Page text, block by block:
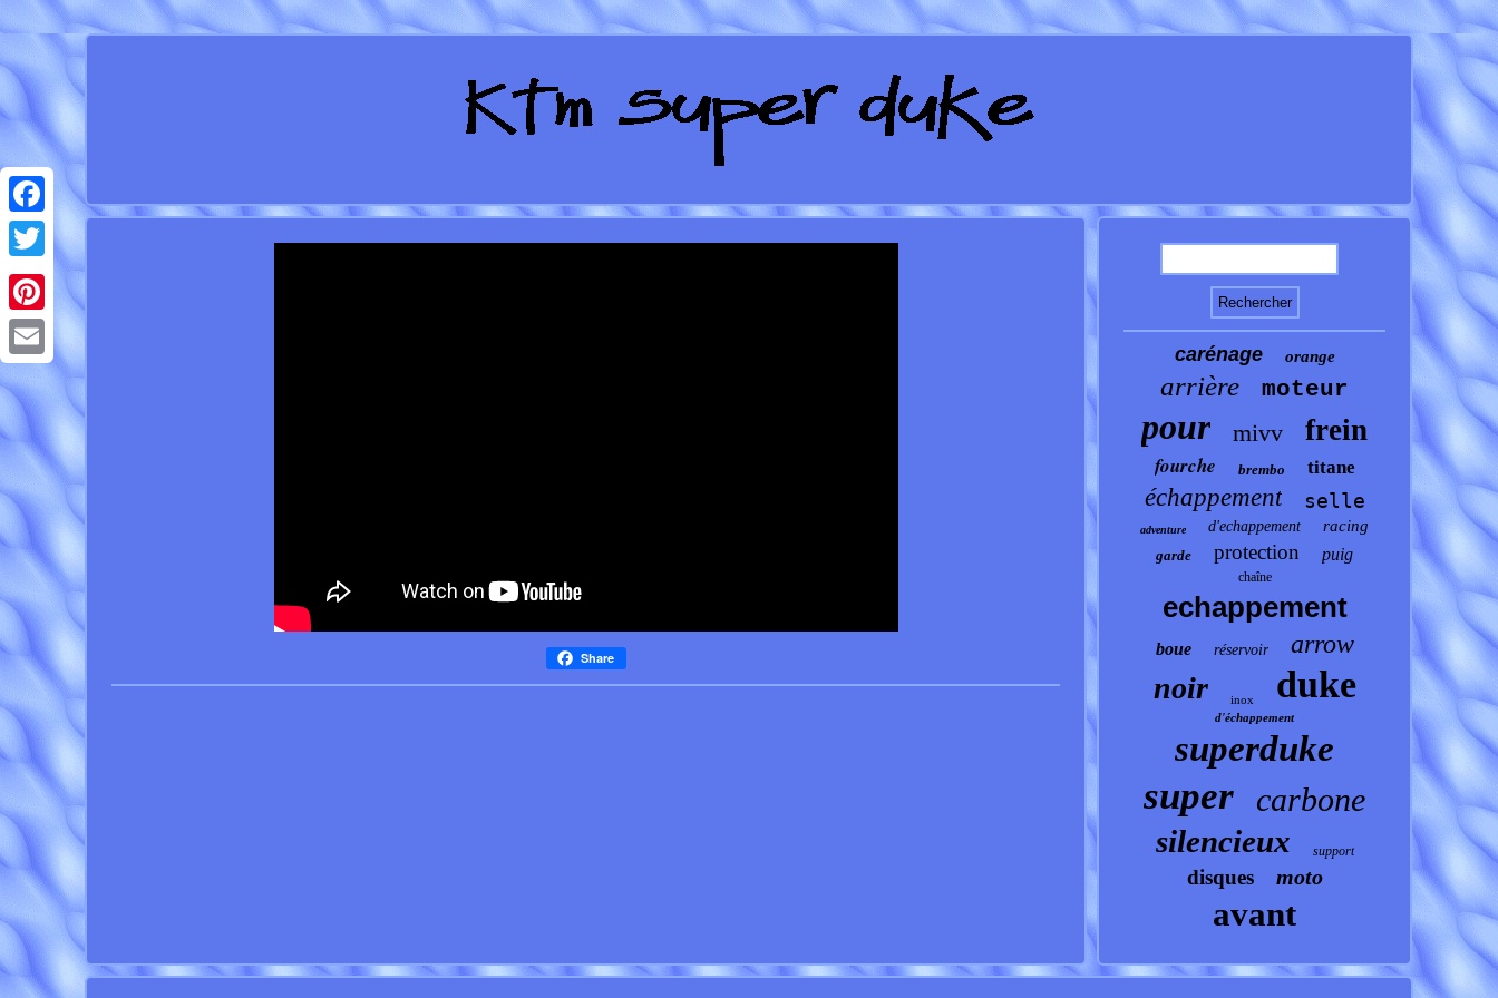
Facebook
Twitter
Pinterest
Email
Share
carénage orange
arrière moteur
pour mivv frein
fourche brembo titane
échappement selle
adventure d'echappement racing
garde protection puig
chaîne
echappement
boue réservoir arrow
noir inox duke
d'échappement
superduke
super carbone
silencieux support
disques moto
avant